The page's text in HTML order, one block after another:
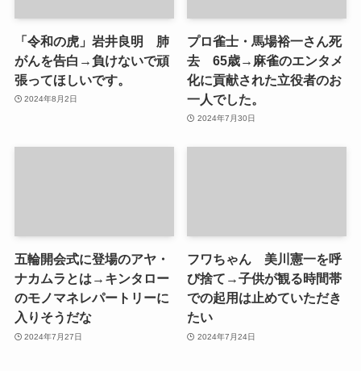
「令和の虎」岩井良明 肺
がんを告白→負けないで頑
張ってほしいです。
2024年8月2日
プロ雀士・馬場裕一さん死
去 65歳→麻雀のエンタメ
化に貢献された立役者のお
一人でした。
2024年7月30日
五輪開会式に登場のアヤ・
ナカムラとは→キンタロー
のモノマネレパートリーに
入りそうだな
2024年7月27日
フワちゃん 美川憲一を呼
び捨て→子供が観る時間帯
での起用は止めていただき
たい
2024年7月24日